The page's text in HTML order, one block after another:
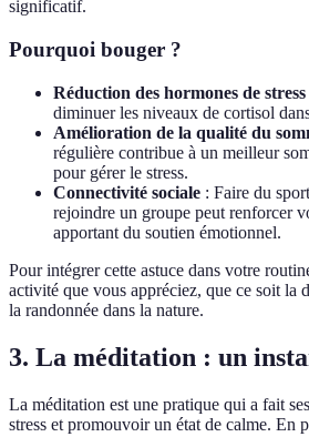
significatif.
Pourquoi bouger ?
Réduction des hormones de stress
diminuer les niveaux de cortisol
Amélioration de la qualité du
régulière contribue à un meilleur
pour gérer le stress.
Connectivité sociale : Faire du
rejoindre un groupe peut renforcer
apportant du soutien émotionnel.
Pour intégrer cette astuce dans votre
activité que vous appréciez, que ce soit la
la randonnée dans la nature.
3. La méditation : un
La méditation est une pratique qui a fait
stress et promouvoir un état de calme. En